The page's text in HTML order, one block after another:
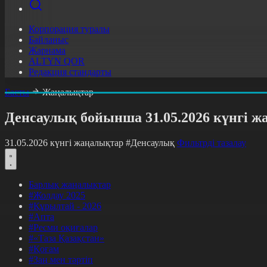
Корпорация туралы
Байланыс
Жарнама
ALTYN QOR
Редакция стандарты
Басты
Жаңалықтар
Денсаулық бойынша 31.05.2026 күнгі
31.05.2026 күнгі жаңалықтар #Денсаулық Фильтрді тазалау
Барлық жаңалықтар
#Жолдау 2025
#Құрылтай - 2026
#Апта
#Ресми оқиғалар
#«Таза Қазақстан»
#Қоғам
#Заң мен тәртіп